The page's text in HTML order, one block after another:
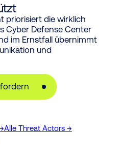
priorisiert die wirklich
Cyber Defense Center
im Ernstfall übernimmt
und
Alle Threat Actors →